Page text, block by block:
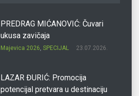
PREDRAG MIĆANOVIĆ: Čuvari
ukusa zavičaja
Majevica 2026, SPECIJAL 23.07.2026.
LAZAR ĐURIĆ: Promocija
potencijal pretvara u destinaciju